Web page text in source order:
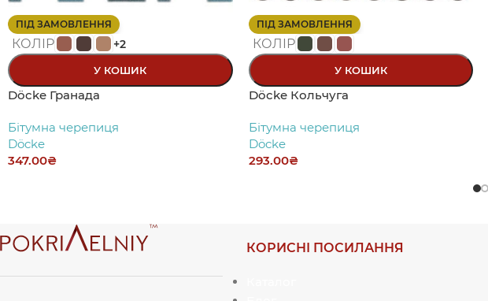
ПІД ЗАМОВЛЕННЯ
КОЛІР +2
У КОШИК
Döcke Гранада
Бітумна черепиця
Döcke
347.00₴
ПІД ЗАМОВЛЕННЯ
КОЛІР
У КОШИК
Döcke Кольчуга
Бітумна черепиця
Döcke
293.00₴
КОРИСНІ ПОСИЛАННЯ